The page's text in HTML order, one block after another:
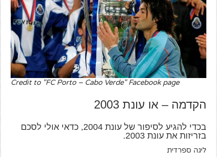
Credit to "FC Porto – Cabo Verde" Facebook page
הקדמה – או עונת 2003
בכדי להגיע לסיפור של עונת 2004, כדאי אולי לסכם
בזריזות את עונת 2003.
ליגה ספרדית